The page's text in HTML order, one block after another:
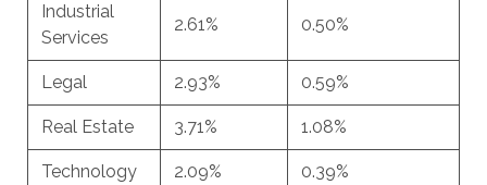
Industrial
Services
2.61% 0.50%
Legal 2.93% 0.59%
Real Estate 3.71% 1.08%
Technology 2.09% 0.39%